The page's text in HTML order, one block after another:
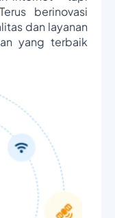
berinovasi
dan layanan
yang terbaik